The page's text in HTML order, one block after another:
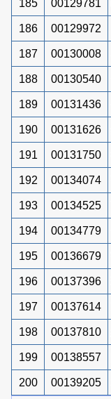
185 00129781
186 00129972
187 00130008
188 00130540
189 00131436
190 00131626
191 00131750
192 00134074
193 00134525
194 00134779
195 00136679
196 00137396
197 00137614
198 00137810
199 00138557
200 00139205